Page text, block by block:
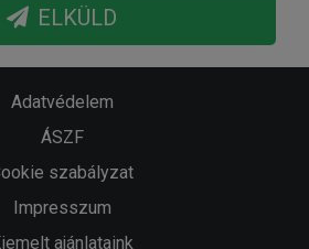
ELKÜLD
Adatvédelem
ÁSZF
szabályzat
Impresszum
ajánlataink